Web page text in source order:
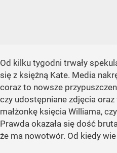
Od kilku tygodni trwały
się z księżną Kate. Media
coraz to nowsze
czy udostępniane zdjęcia
małżonkę księcia Williama,
Prawda okazała się dość
że ma nowotwór. Od kiedy